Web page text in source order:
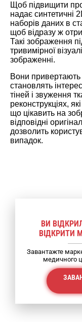
Щоб підвищити
надає синтетичні
наборів даних в
щоб відразу ж
Такі зображення
тривимірної
зображенні.
Вони привертають
становлять
тіней і звуження
реконструкціях,
що цікавить на
відповідні
дозволить
випадок.
ВИ
ВІДКРИТИ
Завантажте
медичного